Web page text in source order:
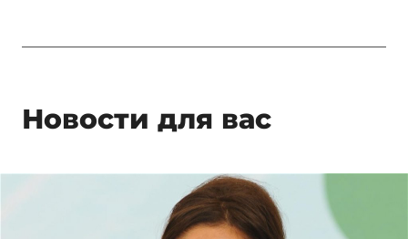
Новости для вас